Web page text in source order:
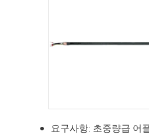
요구사항: 초중량급 어